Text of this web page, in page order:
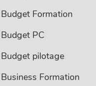
Budget Formation
Budget PC
Budget pilotage
Business Formation